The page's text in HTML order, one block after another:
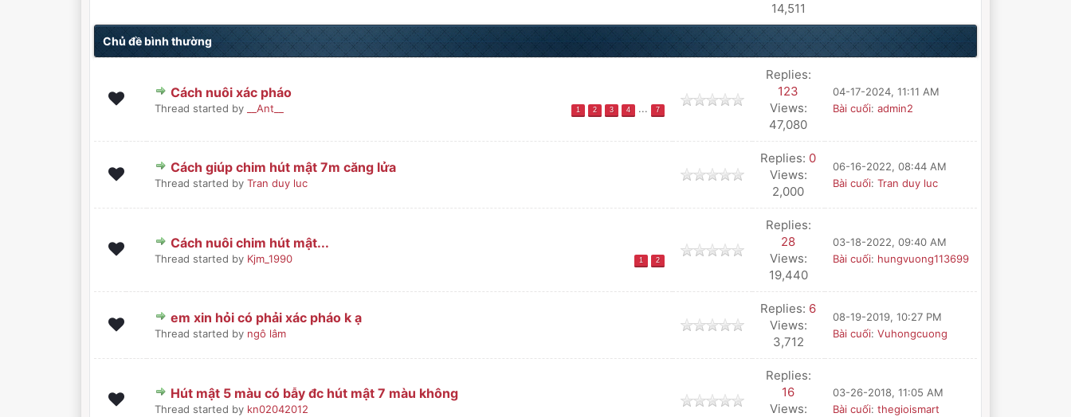
14,511
Chủ đề bình thường
Cách nuôi xác pháo
Thread started by __Ant__ 1 2 3 4 ... 7
0 Bình chọn - 0 trong 5 sao
12
Replies:
123
Views:
47,080
04-17-2024, 11:11 AM
Bài cuối: admin2
Cách giúp chim hút mật 7m căng lửa
Thread started by Tran duy luc
0 Bình chọn - 0 trong 5 sao
1 2345
Replies: 0
Views:
2,000
06-16-2022, 08:44 AM
Bài cuối: Tran duy luc
Cách nuôi chim hút mật...
Thread started by Kjm_1990 1 2
0 Bình chọn - 0 trong 5 sao
1 2345
Replies:
28
Views:
19,440
03-18-2022, 09:40 AM
Bài cuối: hungvuong113699
em xin hỏi có phải xác pháo k ạ
Thread started by ngô lâm
0 Bình chọn - 0 trong 5 sao
12345
Replies: 6
Views:
3,712
08-19-2019, 10:27 PM
Bài cuối: Vuhongcuong
Hút mật 5 màu có bẫy đc hút mật 7 màu không
Thread started by kn02042012
0 Bình chọn - 0 trong 5 sao
12345
Replies:
16
Views:
03-26-2018, 11:05 AM
Bài cuối: thegioismart